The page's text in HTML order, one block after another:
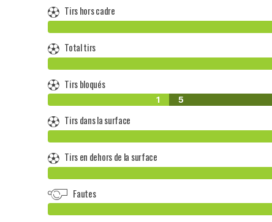
Tirs hors cadre
Total tirs
Tirs bloqués
1 5
Tirs dans la surface
Tirs en dehors de la surface
Fautes